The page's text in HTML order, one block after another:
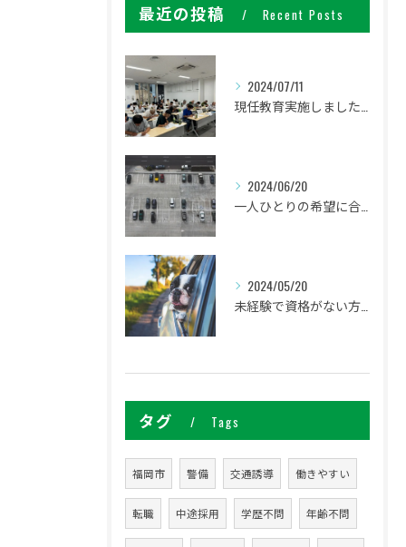
最近の投稿 Recent Posts
2024/07/11
現任教育実施しました。
2024/06/20
一人ひとりの希望に合わせた働き方ができます
2024/05/20
未経験で資格がない方でも研修があるので安心してください
タグ Tags
福岡市 警備 交通誘導 働きやすい
転職 中途採用 学歴不問 年齢不問